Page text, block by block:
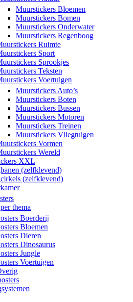
Muurstickers Bloemen
Muurstickers Bomen
Muurstickers Onderwater
Muurstickers Regenboog
Ruimte
Sport
Sprookjes
Teksten
Voertuigen
Muurstickers Auto’s
Muurstickers Boten
Muurstickers Bussen
Muurstickers Motoren
Muurstickers Treinen
Muurstickers Vliegtuigen
Vormen
Wereld
XXL
(zelfklevend)
(zelfklevend)
thema
Boerderij
Bloemen
Dieren
Dinosaurus
Jungle
Voertuigen